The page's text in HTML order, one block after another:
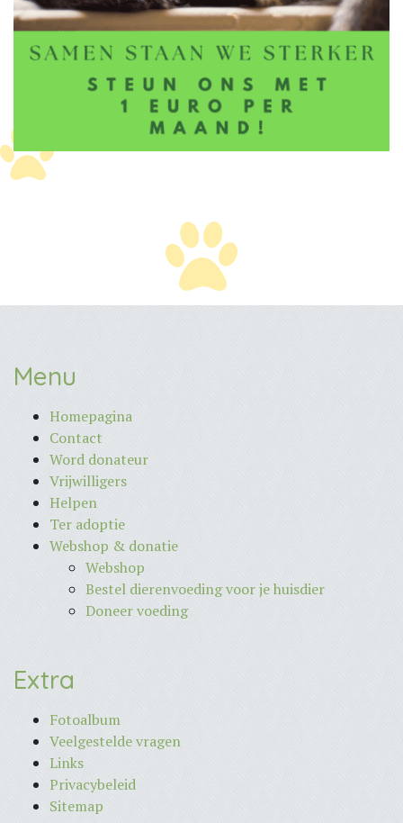
Menu
Homepagina
Contact
Word donateur
Vrijwilligers
Helpen
Ter adoptie
Webshop & donatie
Webshop
Bestel dierenvoeding voor je huisdier
Doneer voeding
Extra
Fotoalbum
Veelgestelde vragen
Links
Privacybeleid
Sitemap